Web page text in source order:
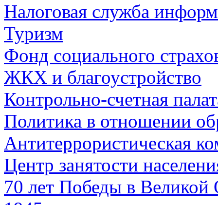
Налоговая служба
Туризм
Фонд социального
ЖКХ и благоустройство
Контрольно-счетная
Политика в отношении
Антитеррористическая
Центр занятости
70 лет Победы в Великой